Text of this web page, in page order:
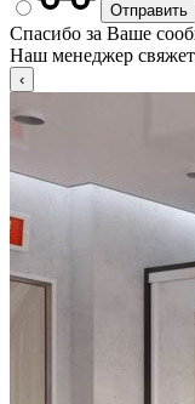
Спасибо за Ваше
Наш менеджер